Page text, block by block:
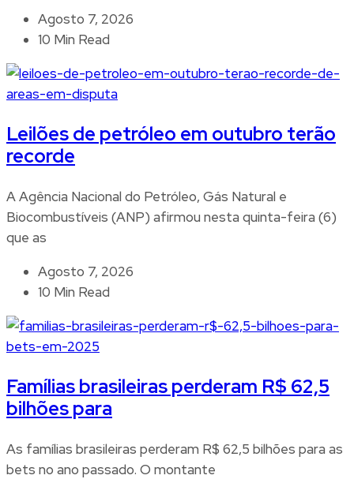
Agosto 7, 2026
10 Min Read
Leilões de petróleo em outubro terão
recorde
A Agência Nacional do Petróleo, Gás Natural e
Biocombustíveis (ANP) afirmou nesta quinta-feira (6)
que as
Agosto 7, 2026
10 Min Read
Famílias brasileiras perderam R$ 62,5
bilhões para
As famílias brasileiras perderam R$ 62,5 bilhões para as
bets no ano passado. O montante